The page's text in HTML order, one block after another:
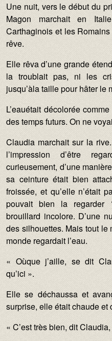
Une nuit, vers le début du
Magon marchait en
Carthaginois et les
rêve.
Elle rêva d’une grande
la troublait pas, ni les
jusqu’àla taille pour hâter le
L’eauétait décolorée
des temps futurs. On ne
Claudia marchait sur la
l’impression d’être
curieusement, d’une
sa ceinture était bien
froissée, et qu’elle n’était
pouvait bien la regarder
brouillard incolore. D’une
des silhouettes. Mais tout
monde regardait l’eau.
« Oùque j’aille, se dit
qu’ici ».
Elle se déchaussa et
surprise, elle était chaude et
« C’est très bien, dit